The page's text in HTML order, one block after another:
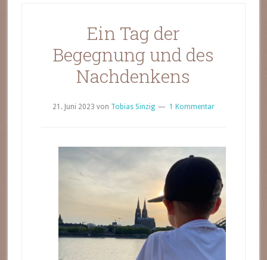
Ein Tag der
Begegnung und des
Nachdenkens
21. Juni 2023 von Tobias Sinzig 1 Kommentar